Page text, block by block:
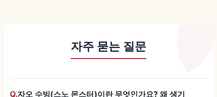
자주 묻는 질문
Q.자오 수빙(스노 몬스터)이란 무엇인가요? 왜 생기